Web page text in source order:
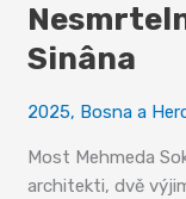
Sinâna
2025, Bosna a
Most Mehmeda
architekti, dvě